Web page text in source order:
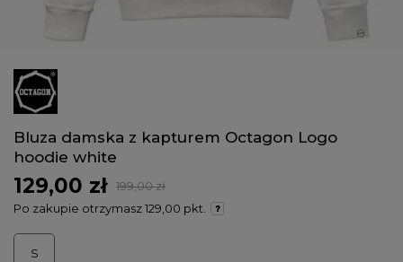
Bluza damska z kapturem Octagon Logo
hoodie white
129,00 zł
199,00 zł
Po zakupie otrzymasz129,00 pkt.
S